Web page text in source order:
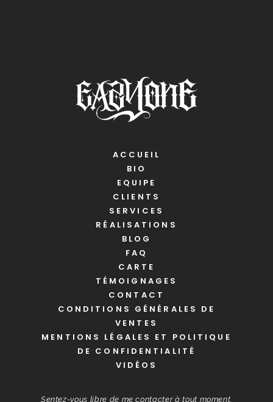
ACCUEIL
BIO
EQUIPE
CLIENTS
SERVICES
RÉALISATIONS
BLOG
FAQ
CARTE
TÉMOIGNAGES
CONTACT
CONDITIONS GÉNÉRALES DE
VENTES
MENTIONS LÉGALES ET POLITIQUE
DE CONFIDENTIALITÉ
VIDÉOS
Sentez-vous libre de me contacter à tout moment.